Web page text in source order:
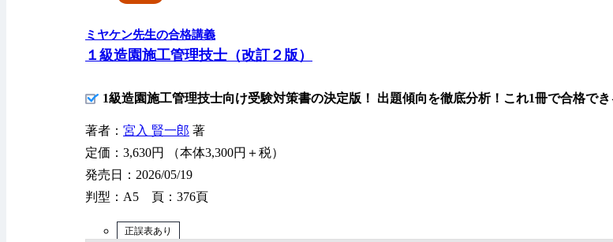
ミヤケン先生の合格講義
１級造園施工管理技士（改訂２版）
1級造園施工管理技士向け受験対策書の決定版！ 出題傾向を徹底分析！これ1冊で合格でき
著者： 宮入 賢一郎 著
定価：3,630円 （本体3,300円＋税）
発売日：2026/05/19
判型：A5 頁：376頁
正誤表あり